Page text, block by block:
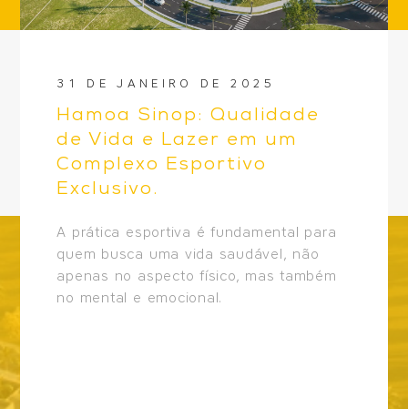
31 DE JANEIRO DE 2025
Hamoa Sinop: Qualidade
de Vida e Lazer em um
Complexo Esportivo
Exclusivo.
A prática esportiva é fundamental para
quem busca uma vida saudável, não
apenas no aspecto físico, mas também
no mental e emocional.